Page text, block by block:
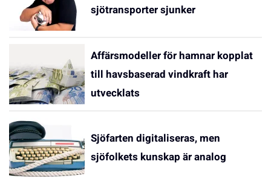
sjötransporter sjunker
Affärsmodeller för hamnar kopplat
till havsbaserad vindkraft har
utvecklats
Sjöfarten digitaliseras, men
sjöfolkets kunskap är analog